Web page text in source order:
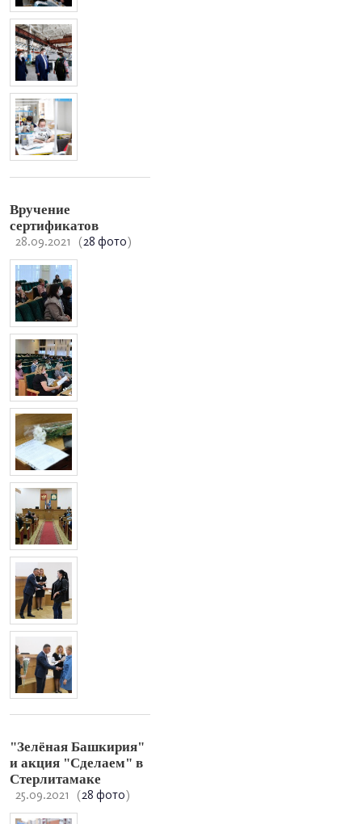
Вручение
сертификатов
28.09.2021 (28 фото)
"Зелёная Башкирия"
и акция "Сделаем" в
Стерлитамаке
25.09.2021 (28 фото)